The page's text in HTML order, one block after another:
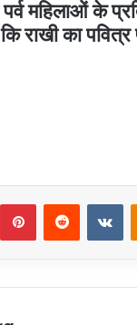
महिलाओं के
राखी का
PinterestReddit